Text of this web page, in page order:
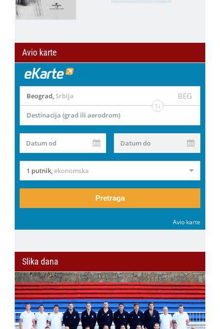
Avio karte
Beograd, Srbija BEG
Destinacija (grad ili aerodrom)
Datum od Datum do
1 putnik,ekonomska
Pretraga
Avio karte
Slika dana